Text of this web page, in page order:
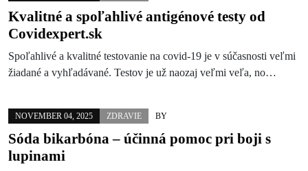
Kvalitné a spoľahlivé antigénové testy od
Covidexpert.sk
Spoľahlivé a kvalitné testovanie na covid-19 je v súčasnosti veľmi
žiadané a vyhľadávané. Testov je už naozaj veľmi veľa, no…
NOVEMBER 04, 2025 ZDRAVIE BY
Sóda bikarbóna – účinná pomoc pri boji s
lupinami